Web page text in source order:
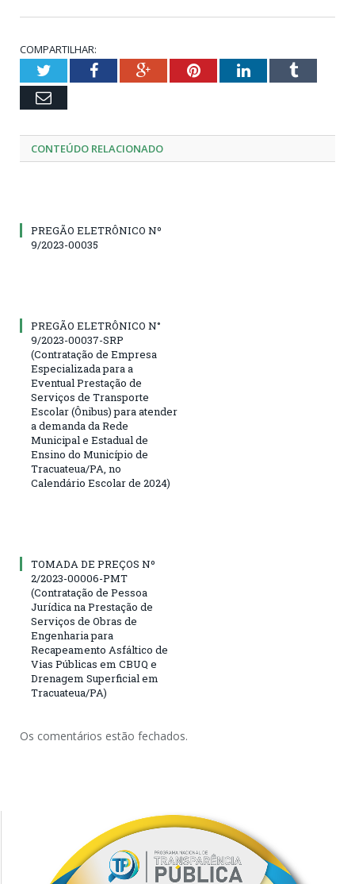
COMPARTILHAR:
TwitterFacebookGoogle+PinterestLinkedInTumblr
Email
CONTEÚDO RELACIONADO
PREGÃO ELETRÔNICO Nº
9/2023-00035
PREGÃO ELETRÔNICO N°
9/2023-00037-SRP
(Contratação de Empresa
Especializada para a
Eventual Prestação de
Serviços de Transporte
Escolar (Ônibus) para atender
a demanda da Rede
Municipal e Estadual de
Ensino do Município de
Tracuateua/PA, no
Calendário Escolar de 2024)
TOMADA DE PREÇOS Nº
2/2023-00006-PMT
(Contratação de Pessoa
Jurídica na Prestação de
Serviços de Obras de
Engenharia para
Recapeamento Asfáltico de
Vias Públicas em CBUQ e
Drenagem Superficial em
Tracuateua/PA)
Os comentários estão fechados.